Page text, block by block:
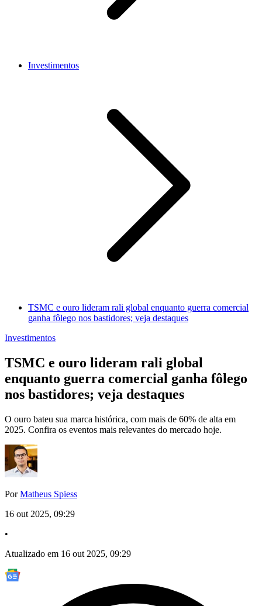
Investimentos
TSMC e ouro lideram rali global enquanto guerra comercial
ganha fôlego nos bastidores; veja destaques
Investimentos
TSMC e ouro lideram rali global
enquanto guerra comercial ganha fôlego
nos bastidores; veja destaques
O ouro bateu sua marca histórica, com mais de 60% de alta em
2025. Confira os eventos mais relevantes do mercado hoje.
PorMatheus Spiess
16 out 2025, 09:29
•
Atualizado em 16 out 2025, 09:29